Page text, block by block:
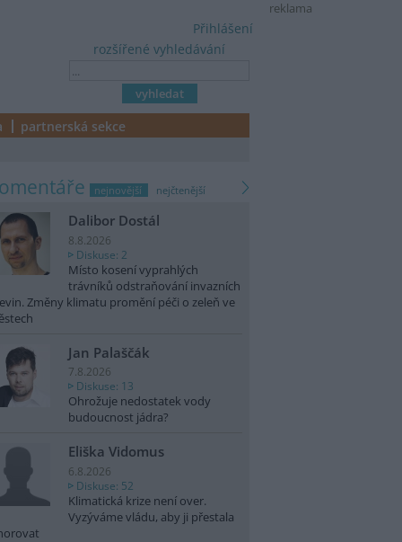
reklama
rozšířené vyhledávání
Přihlášení
partnerská sekce
nejnovější nejčtenější
Dalibor Dostál
8.8.2026
Diskuse: 2
Místo kosení vyprahlých
trávníků odstraňování invazních
Změny klimatu promění péči o zeleň ve
Jan Palaščák
7.8.2026
Diskuse: 13
Ohrožuje nedostatek vody
budoucnost jádra?
Eliška Vidomus
6.8.2026
Diskuse: 52
Klimatická krize není over.
Vyzýváme vládu, aby ji přestala